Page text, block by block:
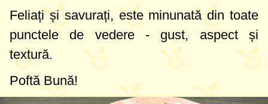
Feliați și savurați, este minunată din toate
punctele de vedere - gust, aspect și
textură.
Poftă Bună!